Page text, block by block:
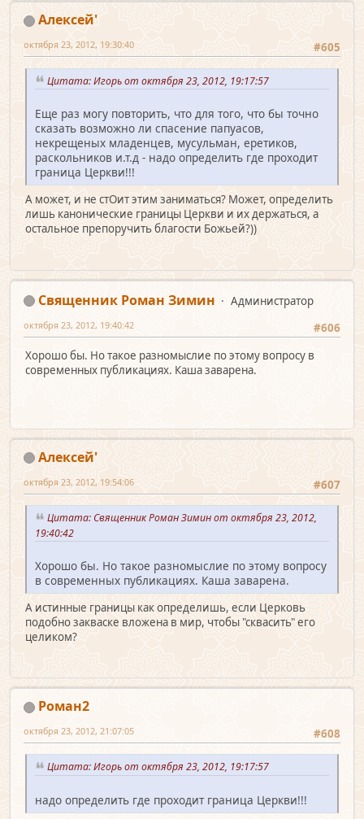
Алексей'
#605
октября 23, 2012, 19:30:40
Цитата: Игорь от октября 23, 2012, 19:17:57
Еще раз могу повторить, что для того, что бы точно
сказать возможно ли спасение папуасов,
некрещеных младенцев, мусульман, еретиков,
раскольников и.т.д - надо определить где проходит
граница Церкви!!!
А может, и не стОит этим заниматься? Может, определить
лишь канонические границы Церкви и их держаться, а
остальное препоручить благости Божьей?))
Священник Роман Зимин
Администратор
#606
октября 23, 2012, 19:40:42
Хорошо бы. Но такое разномыслие по этому вопросу в
современных публикациях. Каша заварена.
Алексей'
#607
октября 23, 2012, 19:54:06
Цитата: Священник Роман Зимин от октября 23, 2012,
19:40:42
Хорошо бы. Но такое разномыслие по этому вопросу
в современных публикациях. Каша заварена.
А истинные границы как определишь, если Церковь
подобно закваске вложена в мир, чтобы "сквасить" его
целиком?
Роман2
#608
октября 23, 2012, 21:07:05
Цитата: Игорь от октября 23, 2012, 19:17:57
надо определить где проходит граница Церкви!!!